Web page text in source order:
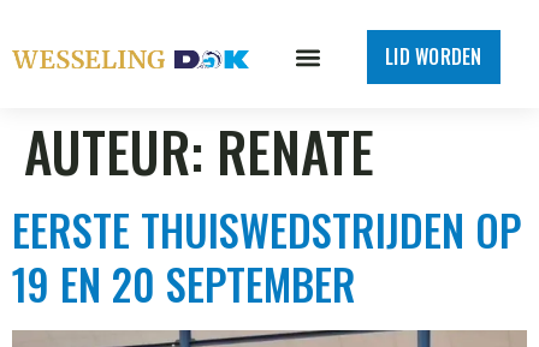
LID WORDEN
AUTEUR: RENATE
EERSTE THUISWEDSTRIJDEN OP
19 EN 20 SEPTEMBER